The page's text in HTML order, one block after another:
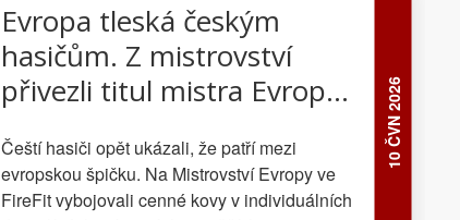
10 ČVN 2026
Evropa tleská českým
hasičům. Z mistrovství
přivezli titul mistra Evropy i
Čeští hasiči opět ukázali, že patří mezi
evropskou špičku. Na Mistrovství Evropy ve
FireFit vybojovali cenné kovy v individuálních